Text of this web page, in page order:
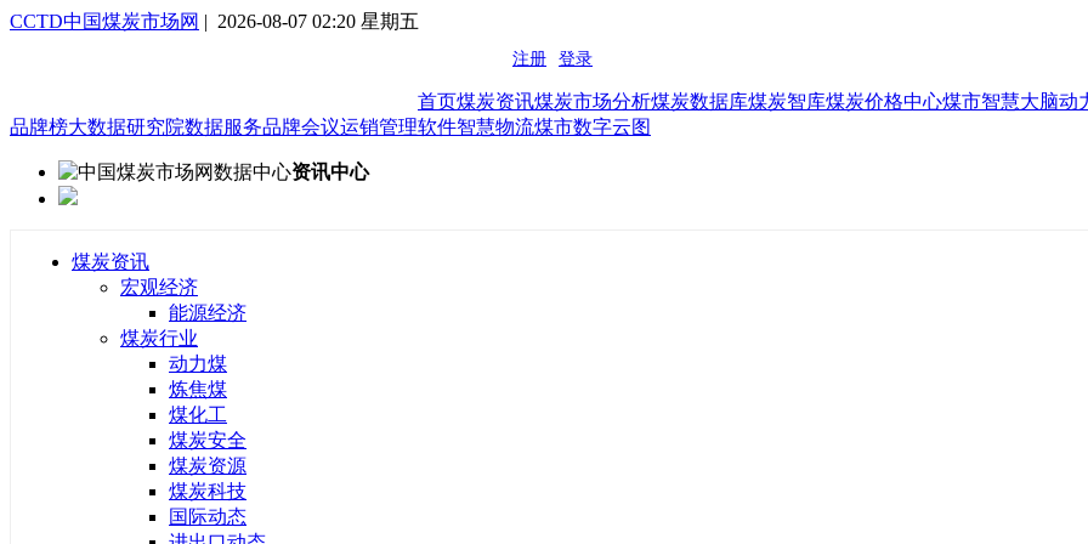
CCTD中国煤炭市场网 | 2026-08-07 02:20 星期五
首页煤炭资讯煤炭市场分析煤炭数据库煤炭智库煤炭价格中心煤市智慧大脑动
品牌榜大数据研究院数据服务品牌会议运销管理软件智慧物流煤市数字云图
资讯中心
煤炭资讯
宏观经济
能源经济
煤炭行业
动力煤
炼焦煤
煤化工
煤炭安全
煤炭资源
煤炭科技
国际动态